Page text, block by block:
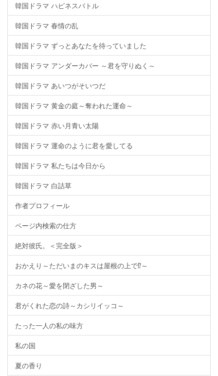
韓国ドラマ ハピネスバトル
韓国ドラマ 春情の乱
韓国ドラマ ずっとあなたを待っていました
韓国ドラマ アンダーカバー ～君を守りぬく～
韓国ドラマ あいつがそいつだ
韓国ドラマ 黄金の庭～奪われた運命～
韓国ドラマ 赤い月青い太陽
韓国ドラマ 運命のように君を愛してる
韓国ドラマ 私たちは今日から
韓国ドラマ 白詰草
作者プロフィール
ページ内検索の仕方
絶対彼氏。＜完全版＞
おかえり～ただいまのキスは屋根の上で⁉～
カネの花～愛を閉ざした男～
君がくれた恋の詩～カシリイッコ～
たった一人の私の味方
私の国
夏の香り